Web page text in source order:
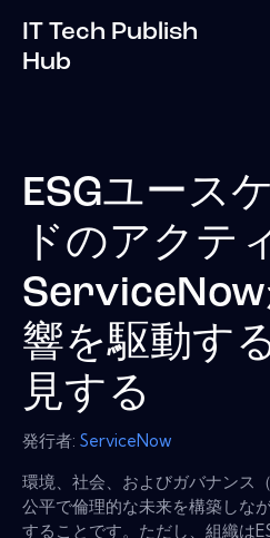
IT Tech Publish
Hub
ESGユース
ドのアクテ
ServiceNow
響を駆動す
見する
発行者: ServiceNow
環境、社会、およびガバナンス
公平で倫理的な未来を構築しな
することです。ただし、組織は